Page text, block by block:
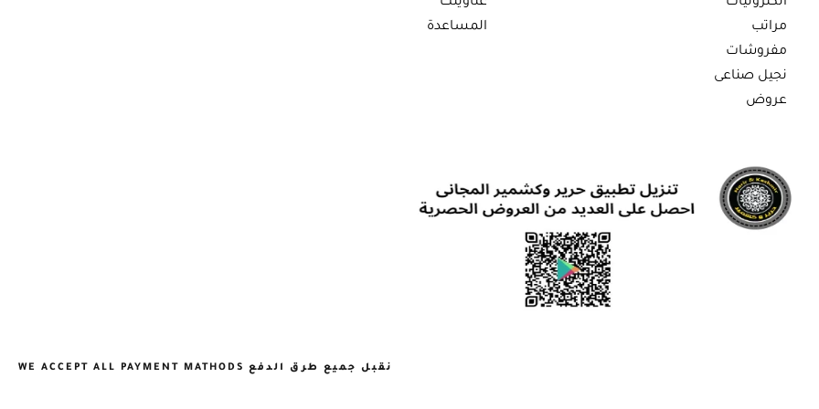
مراتب
مفروشات
نجيل صناعى
عروض
المساعدة
نقبل جميع طرق الدفع WE ACCEPT ALL PAYMENT MATHODS